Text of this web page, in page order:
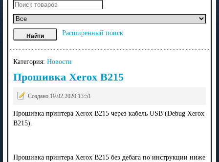
Расширенный поиск
Категория: Новости
Прошивка Xerox B215
Создано 19.02.2020 13:51
Прошивка принтера Xerox B215 через кабель USB (Debug Xerox
B215).
Прошивка принтера Xerox B215 без дебага по инструкции ниже